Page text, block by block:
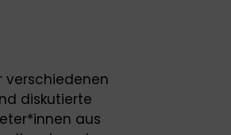
verschiedenen
diskutierte
aus